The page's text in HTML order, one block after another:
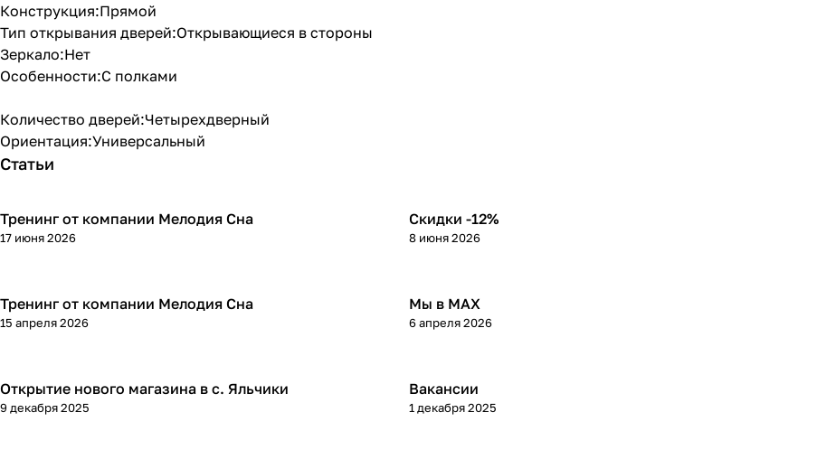
Конструкция:Прямой
Тип открывания дверей:Открывающиеся в стороны
Зеркало:Нет
Особенности:С полками
Количество дверей:Четырехдверный
Ориентация:Универсальный
Статьи
Тренинг от компании Мелодия Сна
17 июня 2026
Скидки -12%
8 июня 2026
Тренинг от компании Мелодия Сна
15 апреля 2026
Мы в МАХ
6 апреля 2026
Открытие нового магазина в с. Яльчики
9 декабря 2025
Вакансии
1 декабря 2025